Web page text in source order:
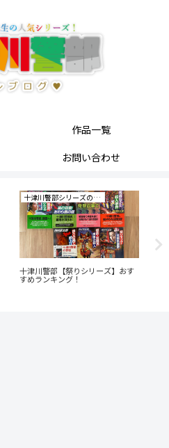
作品一覧
お問い合わせ
十津川警部シリーズの研究
十津川警部【祭りシリーズ】おす
すめランキング！